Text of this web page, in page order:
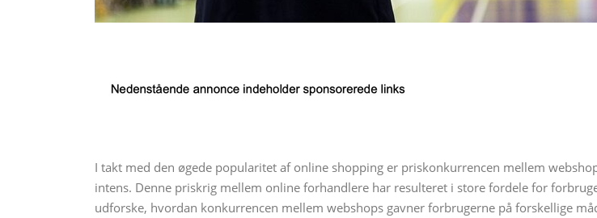
I takt med den øgede popularitet af online shopping er priskonkurrencen mellem
intens. Denne priskrig mellem online forhandlere har resulteret i store fordele for
udforske, hvordan konkurrencen mellem webshops gavner forbrugerne på forskellige